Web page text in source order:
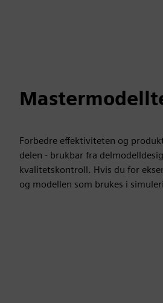
Forbedre effektiviteten og
delen - brukbar fra
kvalitetskontroll. Hvis du for
og modellen som brukes i